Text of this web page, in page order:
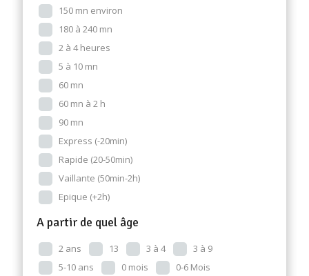
150 mn environ
180 à 240 mn
2 à 4 heures
5 à 10 mn
60 mn
60 mn à 2 h
90 mn
Express (-20min)
Rapide (20-50min)
Vaillante (50min-2h)
Epique (+2h)
A partir de quel âge
2 ans 13 3 à 4
3 à 9
5-10 ans
0 mois
0-6 Mois